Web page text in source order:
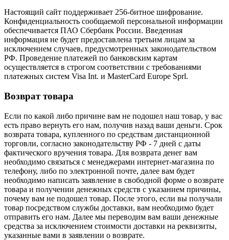
Настоящий сайт поддерживает 256-битное шифрование.
Конфиденциальность сообщаемой персональной информации
обеспечивается ПАО Сбербанк России. Введенная
информация не будет предоставлена третьим лицам за
исключением случаев, предусмотренных законодательством
РФ. Проведение платежей по банковским картам
осуществляется в строгом соответствии с требованиями
платежных систем Visa Int. и MasterCard Europe Sprl.
Возврат товара
Если по какой либо причине вам не подошел наш товар, у вас
есть право вернуть его нам, получив назад ваши деньги. Срок
возврата товара, купленного по средствам дистанционной
торговли, согласно законодательству РФ - 7 дней с даты
фактического вручения товара. Для возврата денег вам
необходимо связаться с менеджерами интернет-магазина по
телефону, либо по электронной почте, далее вам будет
необходимо написать заявление в свободной форме о возврате
товара и получении денежных средств с указанием причины,
почему вам не подошел товар. После этого, если вы получали
товар посредством службы доставки, вам необходимо будет
отправить его нам. Далее мы переводим вам ваши денежные
средства за исключением стоимости доставки на реквизиты,
указанные вами в заявлении о возврате.